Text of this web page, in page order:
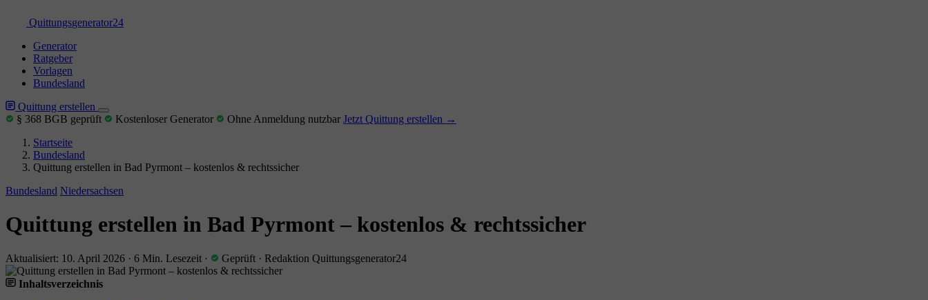
Quittungsgenerator24
Generator
Ratgeber
Vorlagen
Bundesland
Quittung erstellen
§ 368 BGB geprüft
Kostenloser Generator Ohne Anmeldung nutzbar Jetzt Quittung erstellen →
Startseite
Bundesland
Quittung erstellen in Bad Pyrmont – kostenlos & rechtssicher
Bundesland Niedersachsen
Quittung erstellen in Bad Pyrmont – kostenlos & rechtssicher
Aktualisiert: 10. April 2026 · 6 Min. Lesezeit · Geprüft · Redaktion Quittungsgenerator24
Inhaltsverzeichnis